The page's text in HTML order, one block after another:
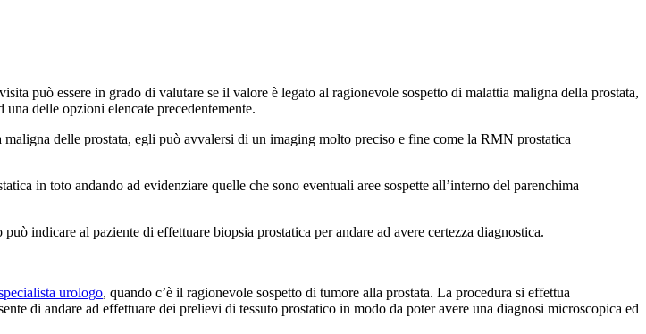
può essere in grado di valutare se il valore è legato al ragionevole sospetto di malattia maligna della prostata,
delle opzioni elencate precedentemente.
maligna delle prostata, egli può avvalersi di un imaging molto preciso e fine come la RMN prostatica
in toto andando ad evidenziare quelle che sono eventuali aree sospette all’interno del parenchima
indicare al paziente di effettuare biopsia prostatica per andare ad avere certezza diagnostica.
urologo, quando c’è il ragionevole sospetto di tumore alla prostata. La procedura si effettua
di andare ad effettuare dei prelievi di tessuto prostatico in modo da poter avere una diagnosi microscopica ed